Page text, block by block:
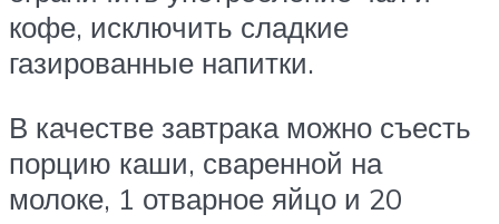
кофе, исключить сладкие
газированные напитки.
В качестве завтрака можно съесть
порцию каши, сваренной на
молоке, 1 отварное яйцо и 20